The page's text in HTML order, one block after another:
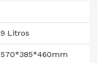
9 Litros
570*385*460mm